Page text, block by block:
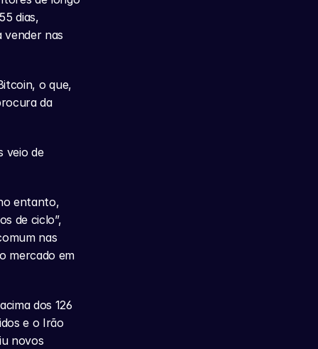
dias,
vender nas
o que,
da
veio de
entanto,
de ciclo”,
nas
mercado em
dos 126
e o Irão
novos